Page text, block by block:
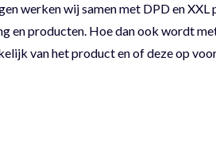
werken wij samen met DPD en
en producten. Hoe dan ook wordt
van het product en of deze op